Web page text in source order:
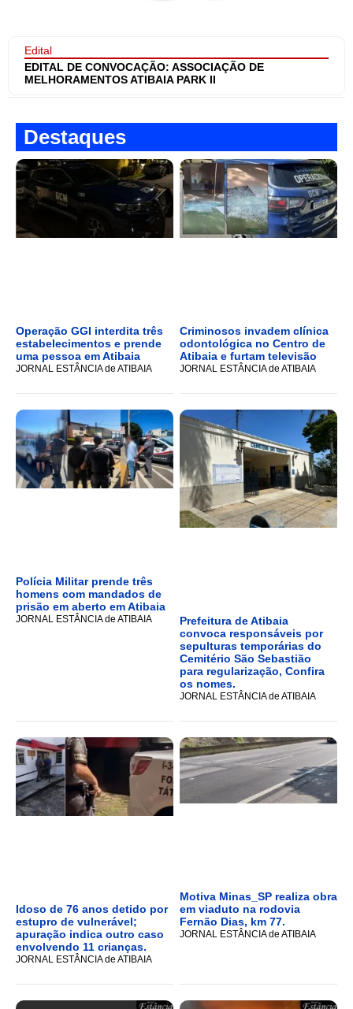
Edital
EDITAL DE CONVOCAÇÃO: ASSOCIAÇÃO DE
MELHORAMENTOS ATIBAIA PARK II
Destaques
Operação GGI interdita três
estabelecimentos e prende
uma pessoa em Atibaia
JORNAL ESTÂNCIA de ATIBAIA
Criminosos invadem clínica
odontológica no Centro de
Atibaia e furtam televisão
JORNAL ESTÂNCIA de ATIBAIA
Polícia Militar prende três
homens com mandados de
prisão em aberto em Atibaia
JORNAL ESTÂNCIA de ATIBAIA
Prefeitura de Atibaia
convoca responsáveis por
sepulturas temporárias do
Cemitério São Sebastião
para regularização, Confira
os nomes.
JORNAL ESTÂNCIA de ATIBAIA
Idoso de 76 anos detido por
estupro de vulnerável;
apuração indica outro caso
envolvendo 11 crianças.
JORNAL ESTÂNCIA de ATIBAIA
Motiva Minas_SP realiza obra
em viaduto na rodovia
Fernão Dias, km 77.
JORNAL ESTÂNCIA de ATIBAIA